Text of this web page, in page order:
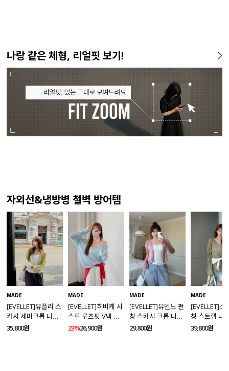
나랑 같은 체형, 리얼핏 보기!
자외선&냉방병 철벽 방어템
MADE
[EVELLET]유플리 스
카시 세미크롭 니트
가디건
35,800원
MADE
[EVELLET]히비케 시
스루 루즈핏 V넥 니
트
23%26,900원
MADE
[EVELLET]뮤덴느 펀
칭 스카시 크롭 니트
가디건
29,800원
MADE
[EVELLET]스
칭 스트랩 니
39,800원